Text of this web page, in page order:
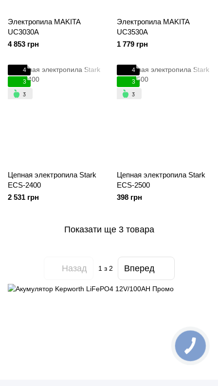
Электропила MAKITA
UC3030A
4 853 грн
Электропила MAKITA
UC3530A
1 779 грн
4
3
Цепная электропила Stark
ECS-2400
2 531 грн
4
3
Цепная электропила Stark
ECS-2500
398 грн
Показати ще 3 товара
Назад 1 з 2 Вперед